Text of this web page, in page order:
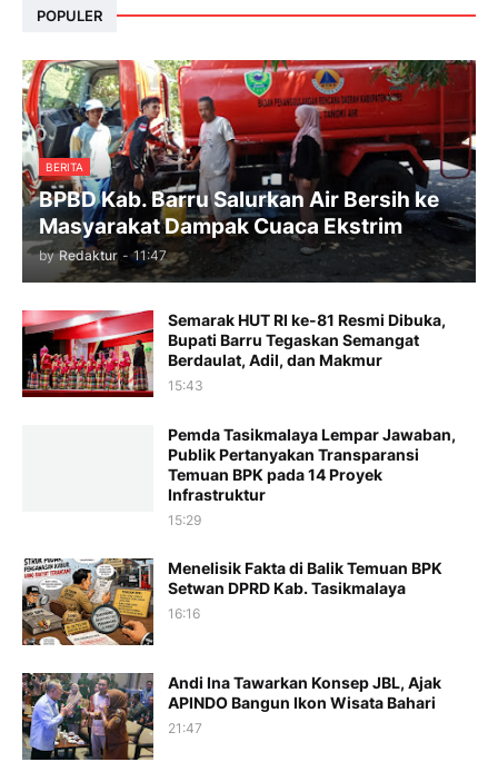
POPULER
BERITA
BPBD Kab. Barru Salurkan Air Bersih ke
Masyarakat Dampak Cuaca Ekstrim
by Redaktur - 11:47
Semarak HUT RI ke-81 Resmi Dibuka,
Bupati Barru Tegaskan Semangat
Berdaulat, Adil, dan Makmur
15:43
Pemda Tasikmalaya Lempar Jawaban,
Publik Pertanyakan Transparansi
Temuan BPK pada 14 Proyek
Infrastruktur
15:29
Menelisik Fakta di Balik Temuan BPK
Setwan DPRD Kab. Tasikmalaya
16:16
Andi Ina Tawarkan Konsep JBL, Ajak
APINDO Bangun Ikon Wisata Bahari
21:47